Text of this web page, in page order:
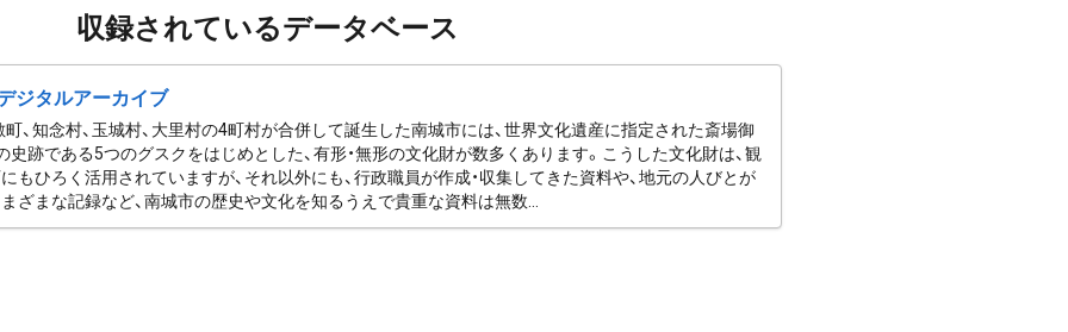
収録されているデータベース
ジタルアーカイブ
、知念村、玉城村、大里村の4町村が合併して誕生した南城市には、世界文化遺産に指定された斎場御
史跡である5つのグスクをはじめとした、有形・無形の文化財が数多くあります。こうした文化財は、観
もひろく活用されていますが、それ以外にも、行政職員が作成・収集してきた資料や、地元の人びとが
ざまな記録など、南城市の歴史や文化を知るうえで貴重な資料は無数...